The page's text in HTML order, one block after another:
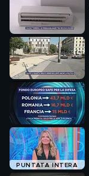
PUNTATA INTERA